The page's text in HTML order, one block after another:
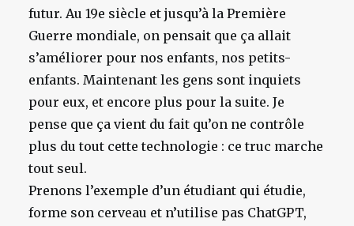
futur. Au 19e siècle et jusqu’à la Première
Guerre mondiale, on pensait que ça allait
s’améliorer pour nos enfants, nos petits-
enfants. Maintenant les gens sont inquiets
pour eux, et encore plus pour la suite. Je
pense que ça vient du fait qu’on ne contrôle
plus du tout cette technologie : ce truc marche
tout seul.
Prenons l’exemple d’un étudiant qui étudie,
forme son cerveau et n’utilise pas ChatGPT,